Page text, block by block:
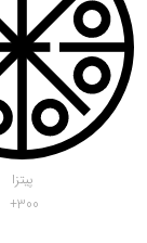
پیتزا
300